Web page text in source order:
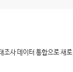
조사 데이터 통합으로 새로